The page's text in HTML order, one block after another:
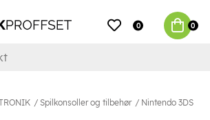
0 0
Spilkonsoller og tilbehør Nintendo 3DS